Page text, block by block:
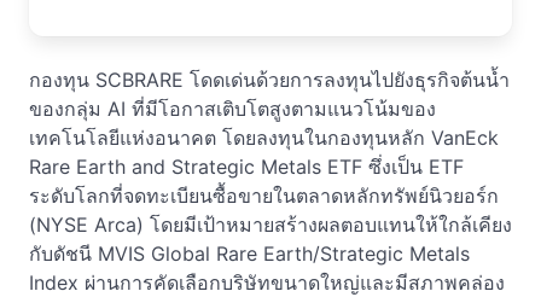
กองทุน SCBRARE โดดเด่นด้วยการลงทุนไปยังธุรกิจต้นน้ำ
ของกลุ่ม AI ที่มีโอกาสเติบโตสูงตามแนวโน้มของ
เทคโนโลยีแห่งอนาคต โดยลงทุนในกองทุนหลัก VanEck
Rare Earth and Strategic Metals ETF ซึ่งเป็น ETF
ระดับโลกที่จดทะเบียนซื้อขายในตลาดหลักทรัพย์นิวยอร์ก
(NYSE Arca) โดยมีเป้าหมายสร้างผลตอบแทนให้ใกล้เคียง
กับดัชนี MVIS Global Rare Earth/Strategic Metals
Index ผ่านการคัดเลือกบริษัทขนาดใหญ่และมีสภาพคล่อง